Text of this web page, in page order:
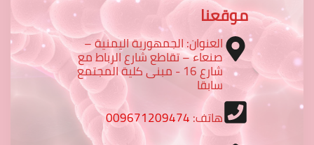
موقعنا
العنوان: الجمهورية اليمنية –
صنعاء – تقاطع شارع الرباط مع
شارع 16 - مبنى كلية المجتمع
سابقا
هاتف:009671209474